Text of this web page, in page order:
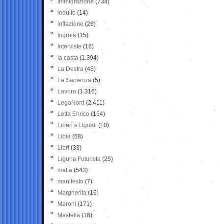
Immigrazione (734)
indulto (14)
inflazione (26)
Ingroia (15)
Interviste (16)
la casta (1.394)
La Destra (45)
La Sapienza (5)
Lavoro (1.316)
LegaNord (2.411)
Letta Enrico (154)
Liberi e Uguali (10)
Libia (68)
Libri (33)
Liguria Futurista (25)
mafia (543)
manifesto (7)
Margherita (16)
Maroni (171)
Mastella (16)